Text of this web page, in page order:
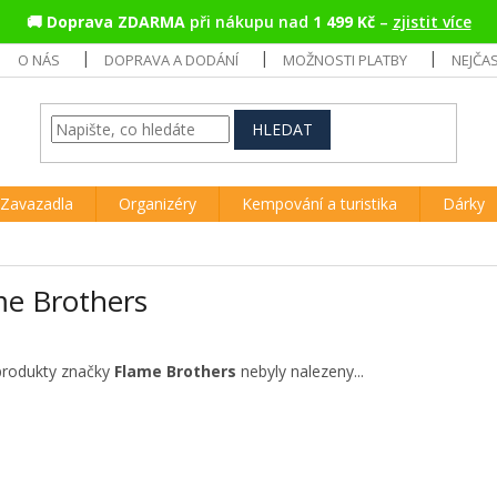
🚚 Doprava ZDARMApři nákupu nad 1 499 Kč– zjistit více
O NÁS DOPRAVA A DODÁNÍ MOŽNOSTI PLATBY
HLEDAT
Zavazadla Organizéry Kempování a turistika Dárky
Brothers
značky Flame Brothers nebyly nalezeny...